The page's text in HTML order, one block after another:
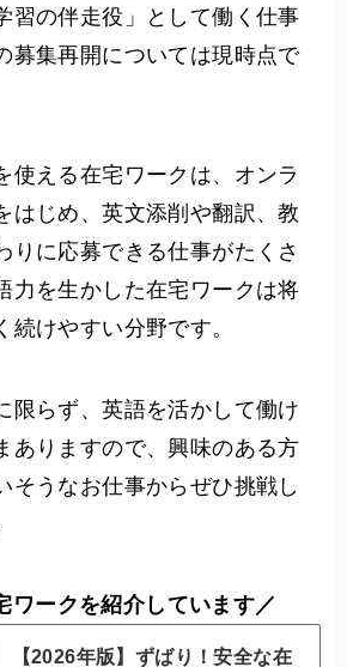
習の伴走役」として働く仕事
募集再開については現時点で
使える在宅ワークは、オンラ
はじめ、英文添削や翻訳、教
りに応募できる仕事がたくさ
力を生かした在宅ワークは将
続けやすい分野です。
限らず、英語を活かして働け
ありますので、興味のある方
そうなお仕事からぜひ挑戦し
ワークを紹介しています／
【2026年版】ずばり！安全な在